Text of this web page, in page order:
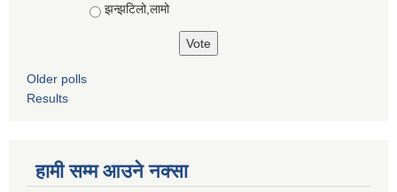
झन्झटिलो,लामो
Older polls
Results
हामी सम्म आउने नक्सा